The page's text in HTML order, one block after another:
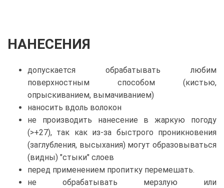
НАНЕСЕНИЯ
допускается обрабатывать любим
поверхностным способом (кистью,
опрыскиванием, вымачиванием)
наносить вдоль волокон
не производить нанесение в жаркую погоду
(>+27), так как из-за быстрого проникновения
(заглубления, высыхания) могут образовываться
(видны) "стыки" слоев
перед применением пропитку перемешать.
не обрабатывать мерзлую или